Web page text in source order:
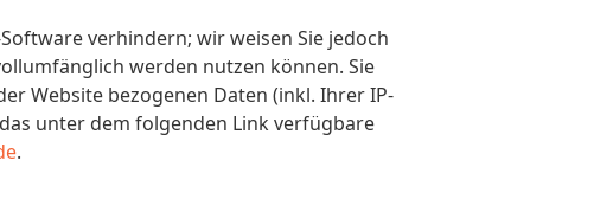
verhindern; wir weisen Sie jedoch
werden nutzen können. Sie
Website bezogenen Daten (inkl. Ihrer IP-
unter dem folgenden Link verfügbare
.